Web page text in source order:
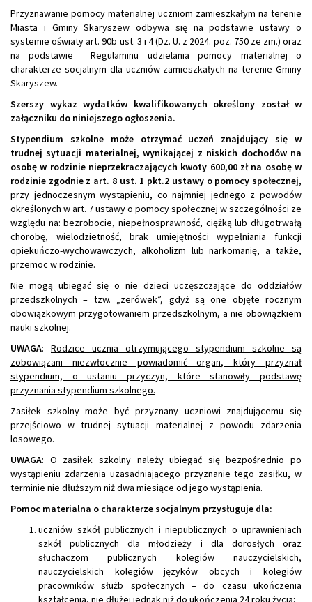
Przyznawanie pomocy materialnej uczniom zamieszkałym na terenie
Miasta i Gminy Skaryszew odbywa się na podstawie ustawy o
systemie oświaty art. 90b ust. 3 i 4 (Dz. U. z 2024. poz. 750 ze zm.) oraz
na podstawie Regulaminu udzielania pomocy materialnej o
charakterze socjalnym dla uczniów zamieszkałych na terenie Gminy
Skaryszew.
Szerszy wykaz wydatków kwalifikowanych określony został w
załączniku do niniejszego ogłoszenia.
Stypendium szkolne może otrzymać uczeń znajdujący się w
trudnej sytuacji materialnej, wynikającej z niskich dochodów na
osobę w rodzinie nieprzekraczających kwoty 600,00 zł na osobę w
rodzinie zgodnie z art. 8 ust. 1 pkt.2 ustawy o pomocy społecznej,
przy jednoczesnym wystąpieniu, co najmniej jednego z powodów
określonych w art. 7 ustawy o pomocy społecznej w szczególności ze
względu na: bezrobocie, niepełnosprawność, ciężką lub długotrwałą
chorobę, wielodzietność, brak umiejętności wypełniania funkcji
opiekuńczo-wychowawczych, alkoholizm lub narkomanię, a także,
przemoc w rodzinie.
Nie mogą ubiegać się o nie dzieci uczęszczające do oddziałów
przedszkolnych – tzw. „zerówek”, gdyż są one objęte rocznym
obowiązkowym przygotowaniem przedszkolnym, a nie obowiązkiem
nauki szkolnej.
UWAGA: Rodzice ucznia otrzymującego stypendium szkolne są
zobowiązani niezwłocznie powiadomić organ, który przyznał
stypendium, o ustaniu przyczyn, które stanowiły podstawę
przyznania stypendium szkolnego.
Zasiłek szkolny może być przyznany uczniowi znajdującemu się
przejściowo w trudnej sytuacji materialnej z powodu zdarzenia
losowego.
UWAGA: O zasiłek szkolny należy ubiegać się bezpośrednio po
wystąpieniu zdarzenia uzasadniającego przyznanie tego zasiłku, w
terminie nie dłuższym niż dwa miesiące od jego wystąpienia.
Pomoc materialna o charakterze socjalnym przysługuje dla:
uczniów szkół publicznych i niepublicznych o uprawnieniach
szkół publicznych dla młodzieży i dla dorosłych oraz
słuchaczom publicznych kolegiów nauczycielskich,
nauczycielskich kolegiów języków obcych i kolegiów
pracowników służb społecznych – do czasu ukończenia
kształcenia, nie dłużej jednak niż do ukończenia 24 roku życia;